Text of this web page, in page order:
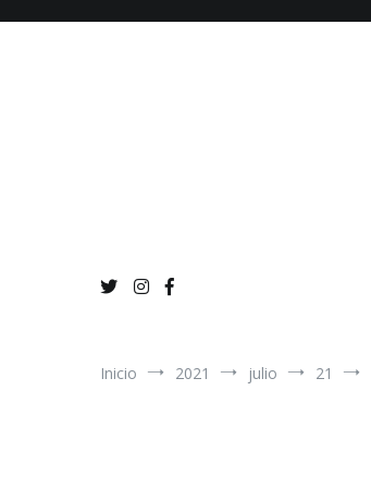
Inicio 2021 julio 21